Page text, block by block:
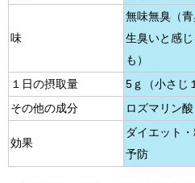
味
無味無臭（青
生臭いと感
も）
１日の摂取量 5ｇ（小さじ
その他の成分
ロズマリン酸
効果
ダイエット
予防